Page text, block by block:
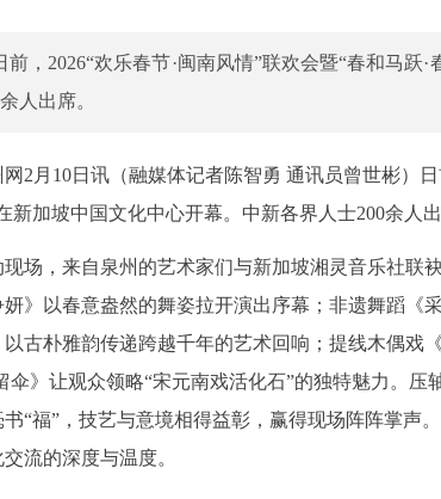
前，2026“欢乐春节·闽南风情”联欢会暨“春和马
人出席。
网2月10日讯（融媒体记者陈智勇 通讯员曾世彬）
新加坡中国文化中心开幕。中新各界人士200余人出
现场，来自泉州的艺术家们与新加坡湘灵音乐社联
妍》以春意盎然的舞姿拉开演出序幕；非遗舞蹈《
以古朴雅韵传递跨越千年的艺术回响；提线木偶
伞》让观众领略“宋元南戏活化石”的独特魅力。
书“福”，技艺与意境相得益彰，赢得现场阵阵掌声
流的深度与温度。